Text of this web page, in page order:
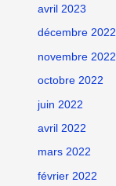
avril 2023
décembre 2022
novembre 2022
octobre 2022
juin 2022
avril 2022
mars 2022
février 2022